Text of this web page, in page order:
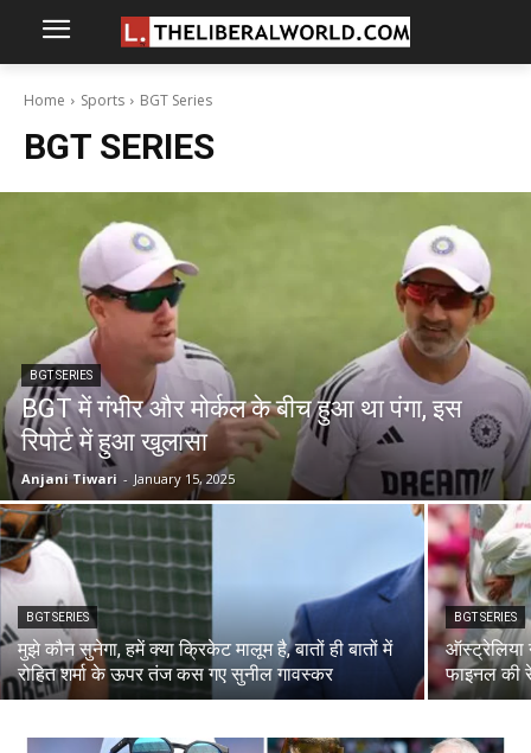
Home Sports BGT Series
BGT SERIES
BGT SERIES
BGT में गंभीर और मोर्कल के बीच हुआ था पंगा, इस
रिपोर्ट में हुआ खुलासा
Anjani Tiwari - January 15, 2025
BGT SERIES
मुझे कौन सुनेगा, हमें क्या क्रिकेट मालूम है, बातों ही बातों में
रोहित शर्मा के ऊपर तंज कस गए सुनील गावस्कर
BGT SERIES
ऑस्ट्रेलिया
फाइनल की